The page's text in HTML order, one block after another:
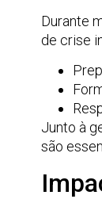
Durante
de crise
Junto à
são